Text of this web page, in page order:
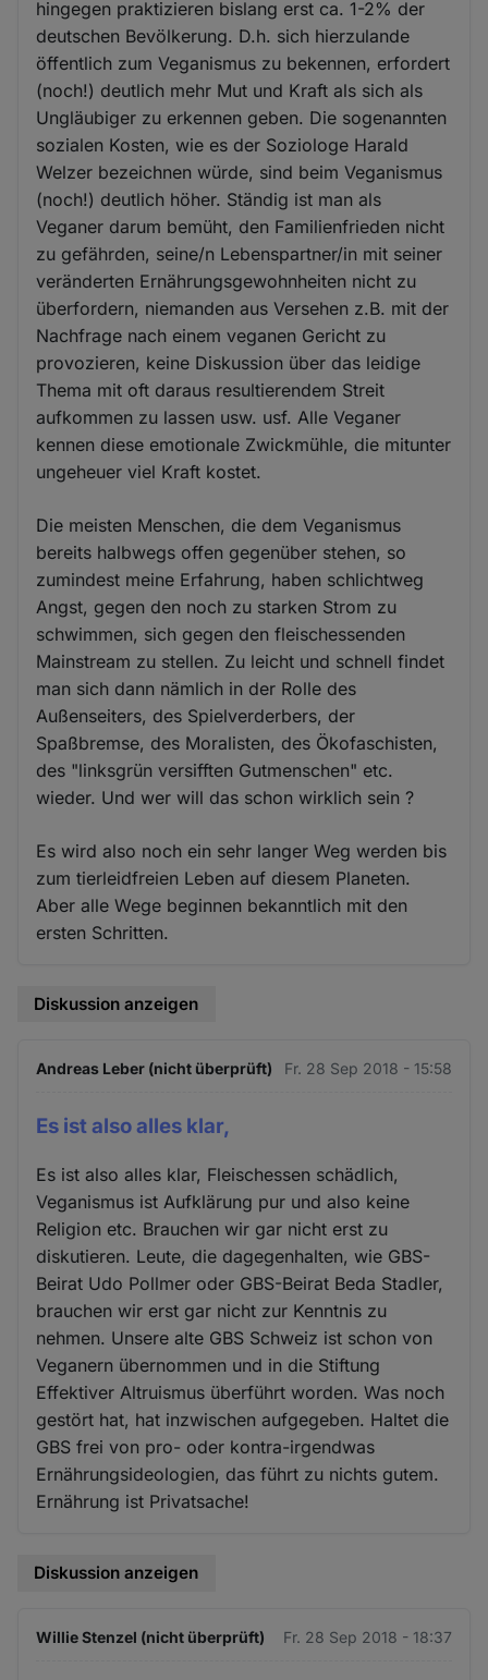
hingegen praktizieren bislang erst ca. 1-2% der
deutschen Bevölkerung. D.h. sich hierzulande
öffentlich zum Veganismus zu bekennen, erfordert
(noch!) deutlich mehr Mut und Kraft als sich als
Ungläubiger zu erkennen geben. Die sogenannten
sozialen Kosten, wie es der Soziologe Harald
Welzer bezeichnen würde, sind beim Veganismus
(noch!) deutlich höher. Ständig ist man als
Veganer darum bemüht, den Familienfrieden nicht
zu gefährden, seine/n Lebenspartner/in mit seiner
veränderten Ernährungsgewohnheiten nicht zu
überfordern, niemanden aus Versehen z.B. mit der
Nachfrage nach einem veganen Gericht zu
provozieren, keine Diskussion über das leidige
Thema mit oft daraus resultierendem Streit
aufkommen zu lassen usw. usf. Alle Veganer
kennen diese emotionale Zwickmühle, die mitunter
ungeheuer viel Kraft kostet.
Die meisten Menschen, die dem Veganismus
bereits halbwegs offen gegenüber stehen, so
zumindest meine Erfahrung, haben schlichtweg
Angst, gegen den noch zu starken Strom zu
schwimmen, sich gegen den fleischessenden
Mainstream zu stellen. Zu leicht und schnell findet
man sich dann nämlich in der Rolle des
Außenseiters, des Spielverderbers, der
Spaßbremse, des Moralisten, des Ökofaschisten,
des "linksgrün versifften Gutmenschen" etc.
wieder. Und wer will das schon wirklich sein ?
Es wird also noch ein sehr langer Weg werden bis
zum tierleidfreien Leben auf diesem Planeten.
Aber alle Wege beginnen bekanntlich mit den
ersten Schritten.
Diskussion anzeigen
Andreas Leber (nicht überprüft) Fr. 28 Sep 2018 - 15:58
Es ist also alles klar,
Es ist also alles klar, Fleischessen schädlich,
Veganismus ist Aufklärung pur und also keine
Religion etc. Brauchen wir gar nicht erst zu
diskutieren. Leute, die dagegenhalten, wie GBS-
Beirat Udo Pollmer oder GBS-Beirat Beda Stadler,
brauchen wir erst gar nicht zur Kenntnis zu
nehmen. Unsere alte GBS Schweiz ist schon von
Veganern übernommen und in die Stiftung
Effektiver Altruismus überführt worden. Was noch
gestört hat, hat inzwischen aufgegeben. Haltet die
GBS frei von pro- oder kontra-irgendwas
Ernährungsideologien, das führt zu nichts gutem.
Ernährung ist Privatsache!
Diskussion anzeigen
Willie Stenzel (nicht überprüft) Fr. 28 Sep 2018 - 18:37